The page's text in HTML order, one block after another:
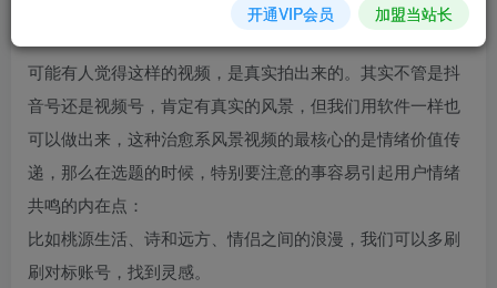
可能有人觉得这样的视频，是真实拍出来的。其实不管是抖
音号还是视频号，肯定有真实的风景，但我们用软件一样也
可以做出来，这种治愈系风景视频的最核心的是情绪价值传
递，那么在选题的时候，特别要注意的事容易引起用户情绪
共鸣的内在点：
比如桃源生活、诗和远方、情侣之间的浪漫，我们可以多刷
刷对标账号，找到灵感。
开通VIP会员 加盟当站长